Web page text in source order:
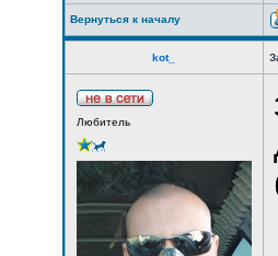
Вернуться к началу
kot_
Любитель